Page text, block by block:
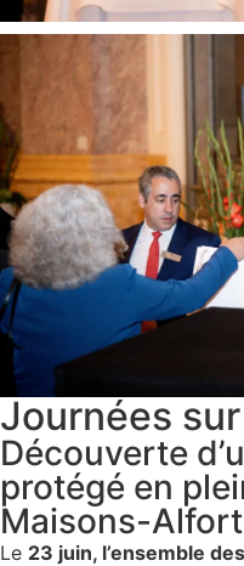
Journées
Découverte
protégé en
Maisons-Alfort
Le 23 juin, l’ensemble